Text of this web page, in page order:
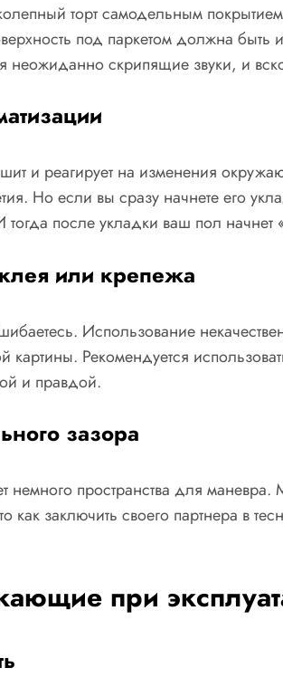
торт самодельным
под паркетом должна
скрипящие звуки, и
и реагирует на изменения
Но если вы сразу начнете его
после укладки ваш пол начнет
или крепежа
Использование
Рекомендуется
и правдой.
зазора
немного пространства для
как заключить своего партнера в
при